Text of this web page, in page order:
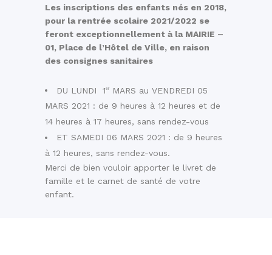
Les inscriptions des enfants nés en 2018,
pour la rentrée scolaire 2021/2022 se
feront exceptionnellement à la MAIRIE –
01, Place de l’Hôtel de Ville, en raison
des consignes sanitaires
DU LUNDI 1er
MARS au VENDREDI 05
MARS 2021 : de 9 heures à 12 heures et de
14 heures à 17 heures, sans rendez-vous
ET SAMEDI 06 MARS 2021 : de 9 heures
à 12 heures, sans rendez-vous.
Merci de bien vouloir apporter le livret de
famille et le carnet de santé de votre
enfant.